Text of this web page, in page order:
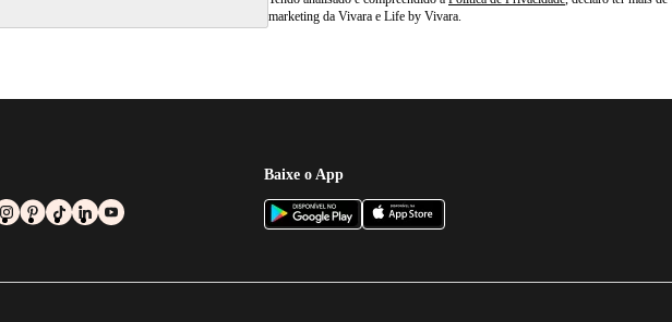
marketing da Vivara e Life by Vivara.
Baixe o App